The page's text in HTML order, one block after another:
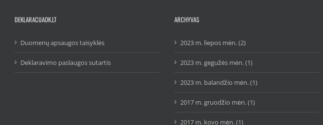
DEKLARACIJAOK.LT
Duomenų apsaugos taisyklės
Deklaravimo paslaugos sutartis
ARCHYVAS
2023 m. liepos mėn. (2)
2023 m. gegužės mėn. (1)
2023 m. balandžio mėn. (1)
2017 m. gruodžio mėn. (1)
2017 m. kovo mėn. (1)